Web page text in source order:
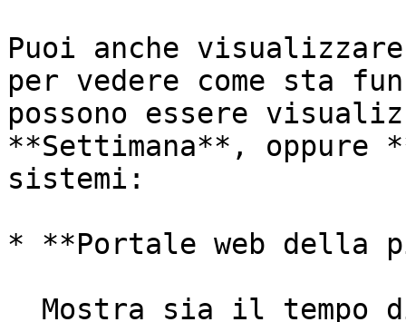
Puoi anche
per vedere come sta
possono essere
**Settimana**, oppure
sistemi:
* **Portale web della